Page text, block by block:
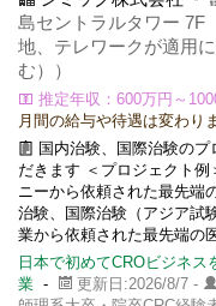
島セントラルタワー
地、テレワークが適用
む））
推定年収：600万円～
月間の給与や待遇は変わ
国内治験、国際治験の
だきます ＜プロジェクト
ニーから依頼された最先端
治験、国際治験（アジア試
業から依頼された最先端の
日本で初めてCROビジネ
業 - 更新日:2026/8/7 -